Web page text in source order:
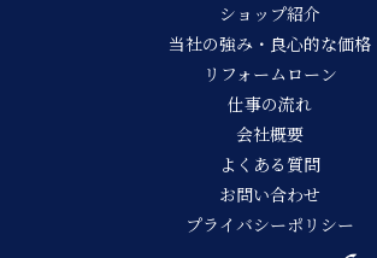
ショップ紹介
当社の強み・良心的な価格
リフォームローン
仕事の流れ
会社概要
よくある質問
お問い合わせ
プライバシーポリシー